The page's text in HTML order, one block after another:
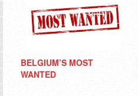
BELGIUM’S MOST
WANTED